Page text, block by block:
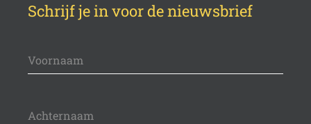
Schrijf je in voor de nieuwsbrief
Voornaam
Achternaam